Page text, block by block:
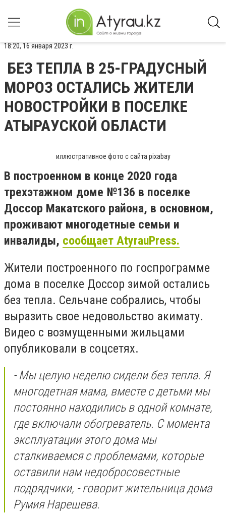
18:20, 16 января 2023 г.
БЕЗ ТЕПЛА В 25-ГРАДУСНЫЙ
МОРОЗ ОСТАЛИСЬ ЖИТЕЛИ
НОВОСТРОЙКИ В ПОСЕЛКЕ
АТЫРАУСКОЙ ОБЛАСТИ
иллюстративное фото с сайта pixabay
В построенном в конце 2020 года
трехэтажном доме №136 в поселке
Доссор Макатского района, в основном,
проживают многодетные семьи и
инвалиды, сообщает AtyrauPress.
Жители построенного по госпрограмме
дома в поселке Доссор зимой остались
без тепла. Сельчане собрались, чтобы
выразить свое недовольство акимату.
Видео с возмущенными жильцами
опубликовали в соцсетях.
- Мы целую неделю сидели без тепла. Я
многодетная мама, вместе с детьми мы
постоянно находились в одной комнате,
где включали обогреватель. С момента
эксплуатации этого дома мы
сталкиваемся с проблемами, которые
оставили нам недобросовестные
подрядчики, - говорит жительница дома
Румия Нарешева.